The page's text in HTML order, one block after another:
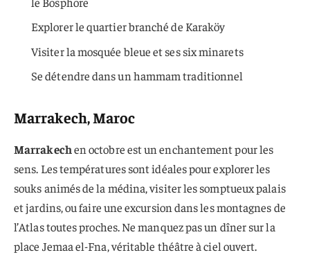
Explorer le quartier branché de Karaköy
Visiter la mosquée bleue et ses six minarets
Se détendre dans un hammam traditionnel
Marrakech, Maroc
Marrakechen octobre est un enchantement pour les
sens. Les températures sont idéales pour explorer les
souks animés de la médina, visiter les somptueux palais
et jardins, ou faire une excursion dans les montagnes de
l’Atlas toutes proches. Ne manquez pas un dîner sur la
place Jemaa el-Fna, véritable théâtre à ciel ouvert.